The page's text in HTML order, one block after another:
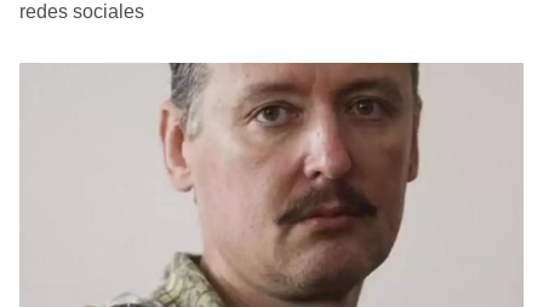
redes sociales